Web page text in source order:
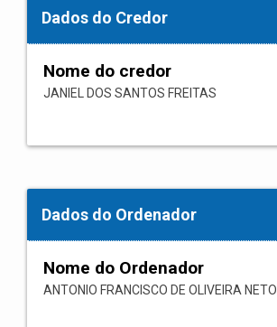
Dados do Credor
Nome do credor
JANIEL DOS SANTOS FREITAS
Dados do Ordenador
Nome do Ordenador
ANTONIO FRANCISCO DE OLIVEIRA NETO